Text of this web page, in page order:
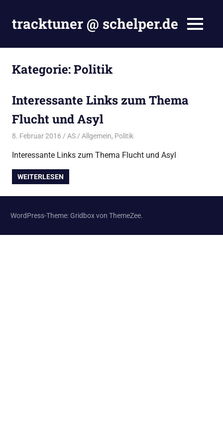
Inhalt
springen
tracktuner @ schelper.de
my
–
Hahahaha.
MENÜ
Kategorie:Politik
Interessante Links zum Thema
Flucht und Asyl
8. Februar 2016 AS Allgemein, Politik
Interessante Links zum Thema Flucht und Asyl
WEITERLESEN
WordPress-Theme: Gridbox von ThemeZee.